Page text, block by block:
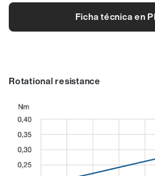
Ficha técnica en
Rotational resistance